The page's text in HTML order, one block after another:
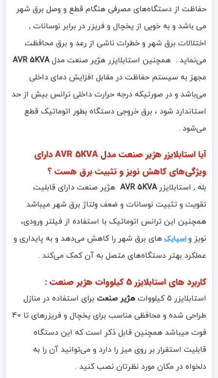
حفاظت از دستگاه‌های مصرفی هنگام قطع و وصل برق شهر
می باشد و به خویی از یخچال و فریزر در برابر نوسانات ,
اختلالات برق شهر و خطرات ناشی از رعد و برق ﻣﺤﺎﻓﻈﺖ
میﻧﻤﺎﻳﺪ . همچنین استابلایزر هژیر صنعت مدلAVR 5KVA
مجهز به سیستم حفاظت در مقابل افزایش دمای داخلی
می‌باشد و در صورتیکه درجه حرارت داخلی ترانس بیش از حد
استاندارد شود ، برق خروجی دستگاه بطور اتوماتیک قطع
می‌شود .
آیا استابلایزر هژیر صنعت مدل AVR 5KVA دارای
ویژگی‌های کاهش نویز و تثبیت برق هست ؟
بله , استابلایزرAVR 5KVA هژیر صنعت دارای قابلیت
تقویت و تثبیت نوسانات و ضعف ولتاژ برق شهر میباشد
همچنین این ترانس اتوماتیک با استفاده از فیلتر ورودی،
نویز و اسپایک‌ های برق شهر را کاهش می‌دهد و به پایداری و
عملکرد بهتر دستگاه‌های متصل به آن کمک می‌کند .
کاربرد های استابلایزر 5 کیلووات هژیر صنعت :
استابلایزر 5 کیلووات هژیر صنعت برای استفاده در منازل
طراحی شده و محافظی مناسب برای یخچال و فریزرهای تا 40
فوت میباشد همچنین قابل ذکر است که این دستگاه
قابلیت استقرار بر روی میز را دارد و می‌توانید آن را به
دلخواه در مکان مورد نظرتان نصب کنید .